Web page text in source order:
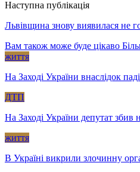
Наступна публікація
Львівщина знову виявилася
Вам також може буде цікаво
життя
На Заході України внаслідок
ДТП
На Заході України депутат
життя
В Україні викрили злочинну